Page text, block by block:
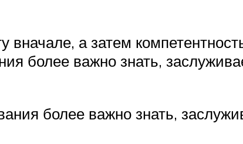
вначале, а затем
более важно знать,
более важно знать,